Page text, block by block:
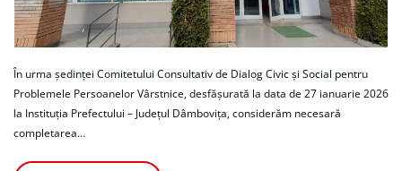
În urma ședinței Comitetului Consultativ de Dialog Civic și Social pentru
Problemele Persoanelor Vârstnice, desfășurată la data de 27 ianuarie 2026
la Instituția Prefectului – Județul Dâmbovița, considerăm necesară
completarea…